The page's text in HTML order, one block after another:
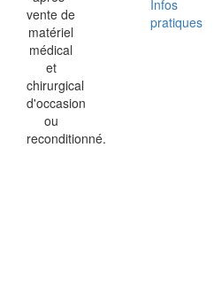
vente de
matériel
médical
et
chirurgical
d'occasion
ou
reconditionné.
Infos
pratiques